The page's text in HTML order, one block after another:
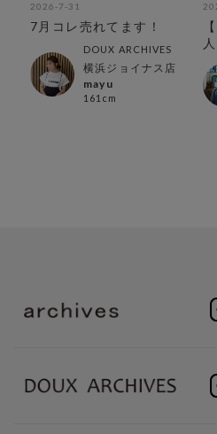
2026-7-31
7月コレ売れてます！
DOUX ARCHIVES
横浜ジョイナス店
mayu
161cm